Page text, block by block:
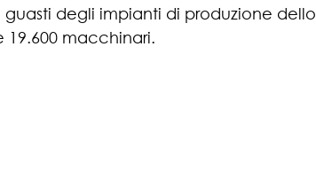
degli impianti di produzione dello
macchinari.